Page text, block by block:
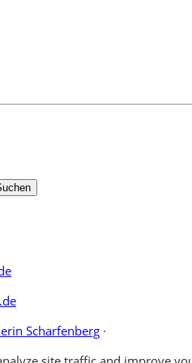
Scharfenberg ·